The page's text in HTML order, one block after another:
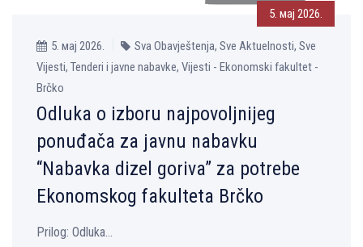
5. мај 2026.
5. мај 2026.
Sva Obavještenja, Sve Aktuelnosti, Sve
Vijesti, Tenderi i javne nabavke, Vijesti - Ekonomski fakultet -
Brčko
Odluka o izboru najpovoljnijeg
ponuđača za javnu nabavku
“Nabavka dizel goriva” za potrebe
Ekonomskog fakulteta Brčko
Prilog: Odluka...